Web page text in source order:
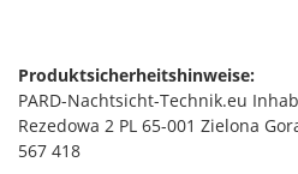
Produktsicherheitshinweise:
PARD-Nachtsicht-Technik.eu
Rezedowa 2 PL 65-001 Zielona
567 418